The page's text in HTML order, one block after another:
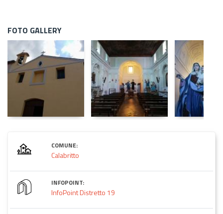
FOTO GALLERY
COMUNE:
Calabritto
INFOPOINT:
InfoPoint Distretto 19